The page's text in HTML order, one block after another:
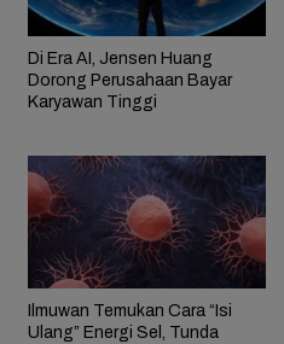
Di Era AI, Jensen Huang
Dorong Perusahaan Bayar
Karyawan Tinggi
Ilmuwan Temukan Cara “Isi
Ulang” Energi Sel, Tunda